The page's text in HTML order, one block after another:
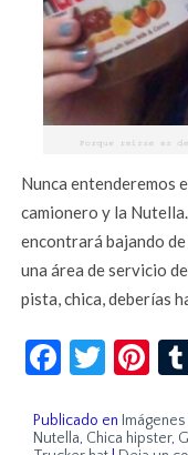
Nunca entenderemos
camionero y la
encontrará bajando
una área de servicio
pista, chica, deberías
Publicado en
Nutella, Chica hipster,